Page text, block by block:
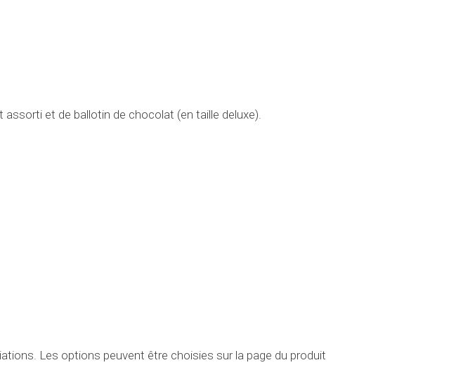
et de ballotin de chocolat (en taille deluxe).
Les options peuvent être choisies sur la page du produit